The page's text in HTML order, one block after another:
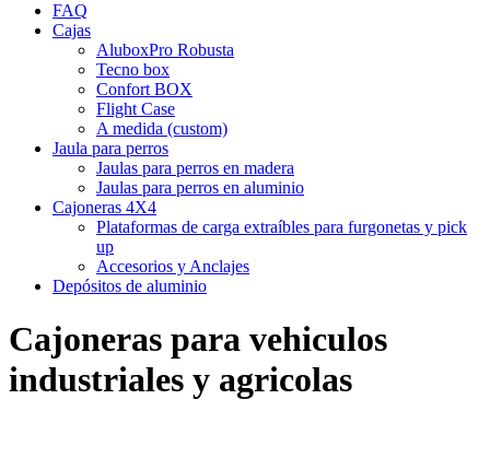
FAQ
Cajas
AluboxPro Robusta
Tecno box
Confort BOX
Flight Case
A medida (custom)
Jaula para perros
Jaulas para perros en madera
Jaulas para perros en aluminio
Cajoneras 4X4
Plataformas de carga extraíbles para furgonetas y pick
up
Accesorios y Anclajes
Depósitos de aluminio
Cajoneras para vehiculos
industriales y agricolas